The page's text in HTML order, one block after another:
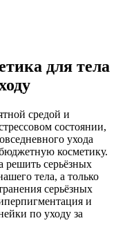
для тела
средой и
состоянии,
ухода
косметику.
решить серьёзных
тела, а только
серьёзных
и
по уходу за